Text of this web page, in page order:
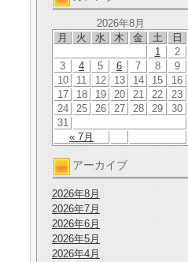
2026年8月
月
火 水 木 金 土 日
« 7月
1
2
3
4 5 6 7 8
9
10
11 12 13 14 15
16
17
18 19 20 21 22
23
24
25 26 27 28 29
30
31
アーカイブ
2026年8月
2026年7月
2026年6月
2026年5月
2026年4月